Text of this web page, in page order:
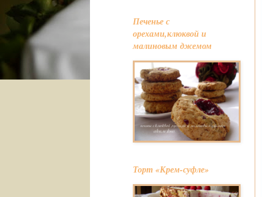
Печенье с
орехами,клюквой и
малиновым джемом
Торт «Крем-суфле»